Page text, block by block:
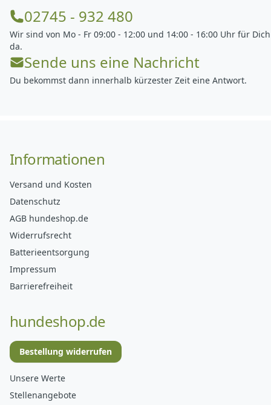
02745 - 932 480
Wir sind von Mo - Fr 09:00 - 12:00 und 14:00 - 16:00 Uhr für Dich
da.
Sende uns eine Nachricht
Du bekommst dann innerhalb kürzester Zeit eine Antwort.
Informationen
Versand und Kosten
Datenschutz
AGB hundeshop.de
Widerrufsrecht
Batterieentsorgung
Impressum
Barrierefreiheit
hundeshop.de
Bestellung widerrufen
Unsere Werte
Stellenangebote